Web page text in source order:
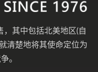
其中包括北美地区(自
清楚地将其使命定位为
。